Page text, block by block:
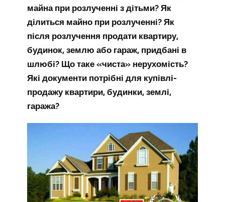
майна при розлученні з дітьми? Як
ділиться майно при розлученні? Як
після розлучення продати квартиру,
будинок, землю або гараж, придбані в
шлюбі? Що таке «чиста» нерухомість?
Які документи потрібні для купівлі-
продажу квартири, будинки, землі,
гаража?